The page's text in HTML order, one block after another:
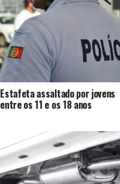
Estafeta assaltado por jovens
entre os 11 e os 18 anos